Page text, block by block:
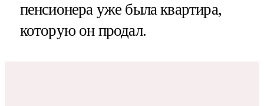
пенсионера уже была квартира,
которую он продал.